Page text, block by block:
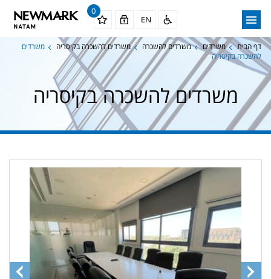
0
דף הבית משרדים משרדים להשכרה משרדים להשכרה בקיסריה
משרדים
להשכרה בקיסריה
משרדים להשכרה בקיסריה